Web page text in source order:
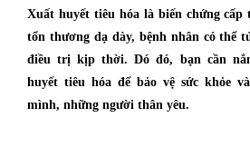
Xuất huyết tiêu hóa là biến chứng cấp
tổn thương dạ dày, bệnh nhân có thể
điều trị kịp thời. Dó đó, bạn cần
huyết tiêu hóa để bảo vệ sức khỏe
mình, những người thân yêu.